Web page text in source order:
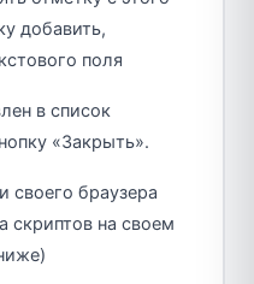
добавить,
поля
в список
«Закрыть».
своего браузера
скриптов на своем